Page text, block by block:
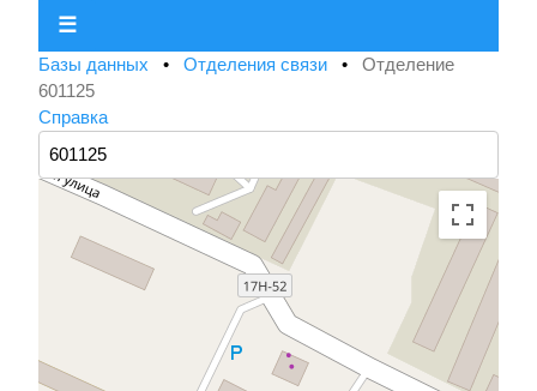
☰
Базы данных • Отделения связи • Отделение
601125
Справка